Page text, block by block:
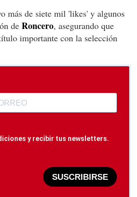
más de siete mil 'likes' y algunos
de Roncero, asegurando que
importante con la selección
y recibir tus newsletters.
SUSCRIBIRSE